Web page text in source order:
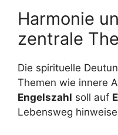
Harmonie
zentrale
Die spirituelle
Themen wie innere
Engelszahl soll auf
Lebensweg